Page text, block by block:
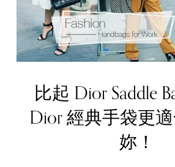
比起 Dior Saddle
Dior 經典手袋更
妳！